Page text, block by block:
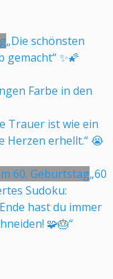
„Die schönsten
✨🌠
Farbe in den
Trauer ist wie ein
Herzen erhellt.“ 😭
60. Geburtstag„60
Sudoku:
hast du immer
🧩🎂“